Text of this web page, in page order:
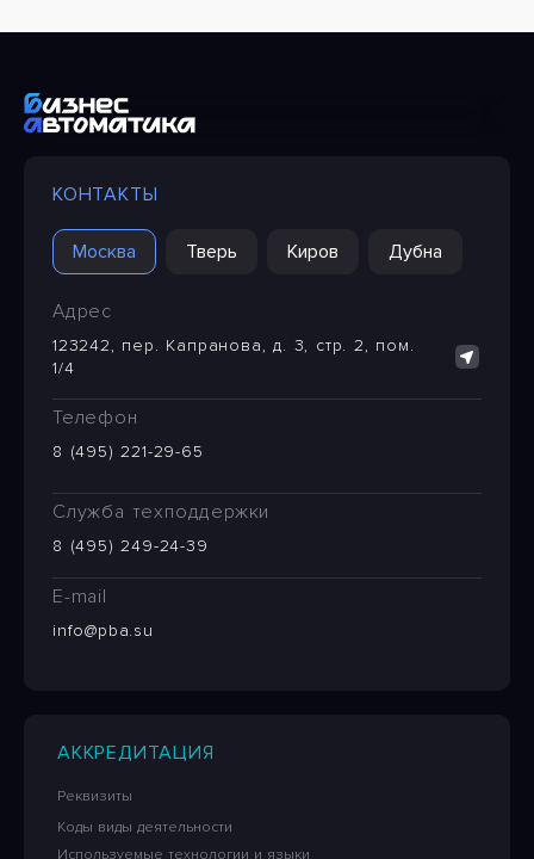
КОНТАКТЫ
Москва Тверь Киров Дубна
Адрес
123242, пер. Капранова, д. 3, стр. 2, пом.
1/4
Телефон
8 (495) 221-29-65
Служба техподдержки
8 (495) 249-24-39
E-mail
info@pba.su
АККРЕДИТАЦИЯ
Реквизиты
Коды виды деятельности
Используемые технологии и языки